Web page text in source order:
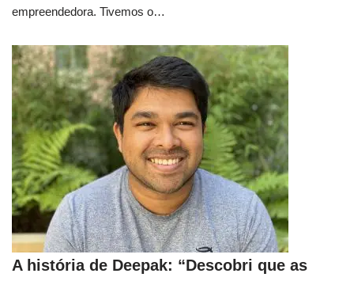
empreendedora. Tivemos o…
A história de Deepak: “Descobri que as